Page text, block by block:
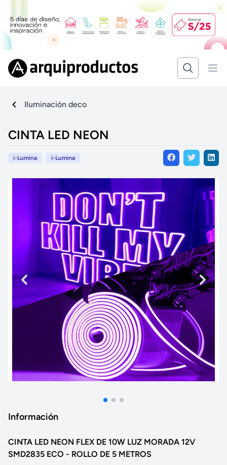
Iluminación deco
CINTA LED NEON
i-Lumina i-Lumina
Información
CINTA LED NEON FLEX DE 10W LUZ MORADA 12V
SMD2835 ECO - ROLLO DE 5 METROS